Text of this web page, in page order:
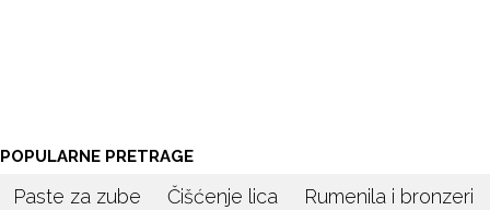
POPULARNE PRETRAGE
Paste za zube Čišćenje lica Rumenila i bronzeri